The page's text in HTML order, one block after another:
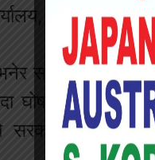
खुला राख्ने
भनेर सार्वजनिक
घोषणा गरेपछि
२ महीनामा